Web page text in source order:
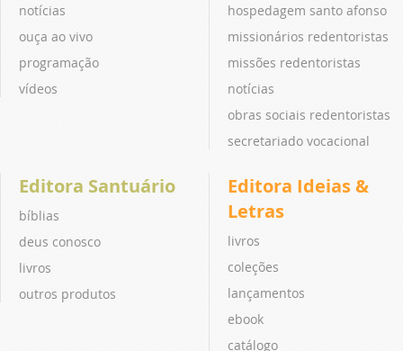
notícias
ouça ao vivo
programação
vídeos
hospedagem santo afonso
missionários redentoristas
missões redentoristas
notícias
obras sociais redentoristas
secretariado vocacional
Editora Santuário
bíblias
deus conosco
livros
outros produtos
Editora Ideias &
Letras
livros
coleções
lançamentos
ebook
catálogo